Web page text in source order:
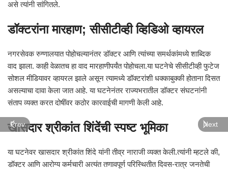
असे त्यांनी सांगितले.
डॉक्टरांना मारहाण; सीसीटीव्ही व्हिडिओ व्हायरल
नगरसेवक रुग्णालयात पोहोचल्यानंतर डॉक्टर आणि त्यांच्या समर्थकांमध्ये शाब्दिक
वाद झाला. काही वेळातच हा वाद मारहाणीपर्यंत पोहोचला.या घटनेचे सीसीटीव्ही फुटेज
सोशल मीडियावर व्हायरल झाले असून त्यामध्ये डॉक्टरांशी धक्काबुक्की होताना दिसत
असल्याचा दावा केला जात आहे. या घटनेनंतर राज्यभरातील डॉक्टर संघटनांनी
संताप व्यक्त करत दोषींवर कठोर कारवाईची मागणी केली आहे.
खासदार श्रीकांत शिंदेंची स्पष्ट भूमिका
या घटनेवर खासदार श्रीकांत शिंदे यांनी तीव्र नाराजी व्यक्त केली.त्यांनी म्हटले की,
डॉक्टर आणि आरोग्य कर्मचारी अत्यंत तणावपूर्ण परिस्थितीत दिवस-रात्र जनतेची
Prev Next